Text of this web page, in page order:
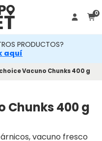
0
PRODUCTOS?
aquí
Vacuno Chunks 400 g
Chunks 400 g
vacuno fresco